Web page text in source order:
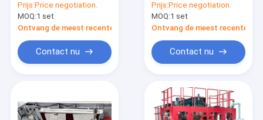
Prijs:Price negotiation.
MOQ:1 set
Ontvang de meest recente Prijs
Contact nu
Automatische Slag
Prijs:Price negotiation.
MOQ:1 set
Ontvang de meest recente
Contact nu